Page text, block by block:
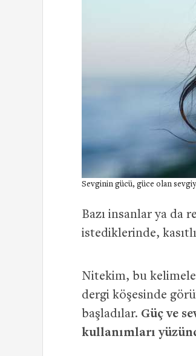
Sevginin gücü, güce olan
Bazı insanlar ya da
istediklerinde,
Nitekim, bu
dergi köşesinde
başladılar. Güç ve
kullanımları